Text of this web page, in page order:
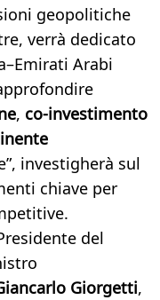
geopolitiche
verrà dedicato
Arabi
, co-investimento
investigherà sul
chiave per
del
Giorgetti,